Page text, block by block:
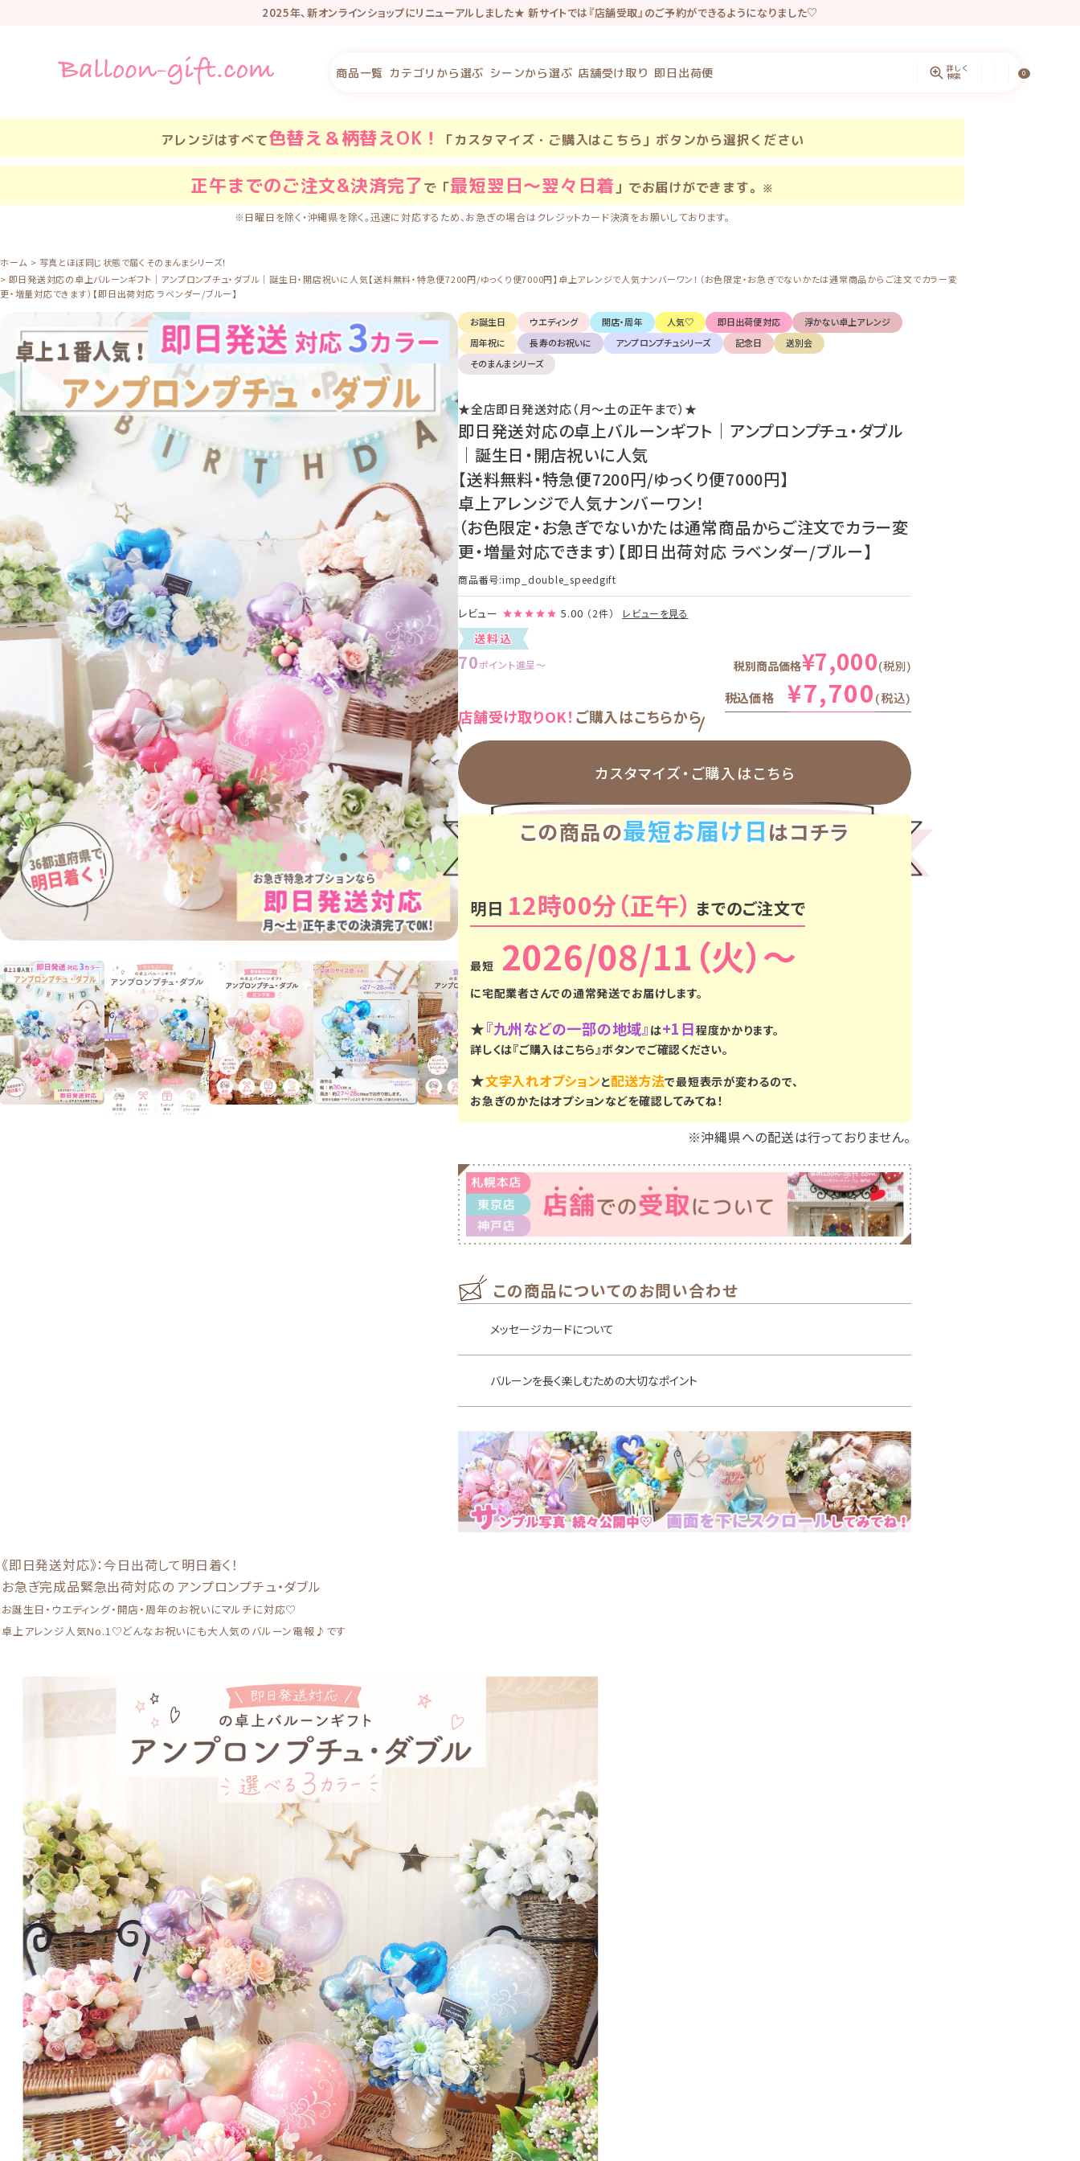
2025年、新オンラインショップにリニューアルしました★ 新サイトでは『店舗受取』のご予約ができるようになりました♡
リニューアル記念で新規会員登録で100P・既存会員様も初回新サイトログインで100Pプレゼントしています。
商品一覧 カテゴリから選ぶ シーンから選ぶ 店舗受け取り 即日出荷便 詳しく
検索 0
アレンジはすべて色替え＆柄替えOK！ 「カスタマイズ・ご購入はこちら」ボタンから選択ください
正午までのご注文&決済完了で「最短翌日〜翌々日着 」でお届けができます。 ※
※日曜日を除く・沖縄県を除く。迅速に対応するため、お急ぎの場合はクレジットカード決済をお願いしております。
ホーム
写真とほぼ同じ状態で届くそのまんまシリーズ！
即日発送対応の卓上バルーンギフト｜アンプロンプチュ・ダブル｜誕生日・開店祝いに人気【送料無料・特急便7200円/ゆっくり便7000円】卓上アレンジで人気ナンバーワン！（お色限定・お急ぎでないかたは通常商品からご注文でカラー変
更・増量対応できます）【即日出荷対応 ラベンダー/ブルー】
お誕生日 ウエディング 開店・周年 人気♡ 即日出荷便対応
浮かない卓上アレンジ
周年祝に
長寿のお祝いに アンプロンプチュシリーズ 記念日
送別会
そのまんまシリーズ
★全店即日発送対応（月〜土の正午まで）★
即日発送対応の卓上バルーンギフト｜アンプロンプチュ・ダブル
｜誕生日・開店祝いに人気
【送料無料・特急便7200円/ゆっくり便7000円】
卓上アレンジで人気ナンバーワン！
（お色限定・お急ぎでないかたは通常商品からご注文でカラー変
更・増量対応できます）【即日出荷対応 ラベンダー/ブルー】
商品番号 imp_double_speedgift
レビュー 5.00 （2件） レビューを見る
送料込
70ポイント進呈 〜 税別商品価格¥7,000 税別
税込価格 ¥7,700 税込
店舗受け取りOK！ ご購入はこちらから
カスタマイズ・ ご購入はこちら
この商品の最短お届け日はコチラ
明日 12時00分 までのご注文で
2026/08/11（火）
に宅配業者さんでの通常発送でお届けします。
★『九州などの一部の地域』 は+1日程度かかります。
詳しくは『ご購入はこちら』ボタンでご確認ください。
★文字入れオプションと配送方法で最短表示が変わるので、
お急ぎのかたはオプションなどを確認してみてね！
※沖縄県への配送は行っておりません。
この商品についてのお問い合わせ
メッセージカードについて
バルーンを長く楽しむための大切なポイント
《即日発送対応》：今日出荷して明日着く！
お急ぎ完成品緊急出荷対応の アンプロンプチュ・ダブル
お誕生日・ウエディング・開店・周年のお祝いにマルチに対応♡
卓上アレンジ人気No.1♡どんなお祝いにも大人気のバルーン電報♪です